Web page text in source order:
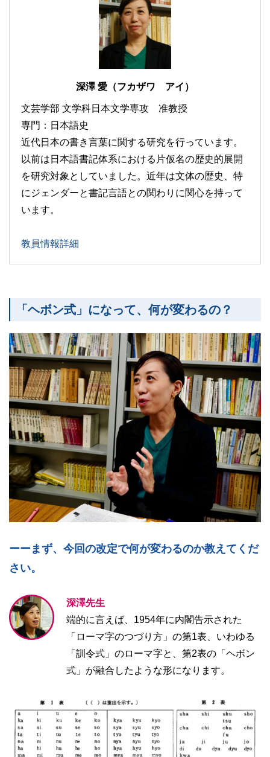
深澤 愛（フカザワ アイ）
文芸学部 文学科日本文学専攻 准教授
専門：日本語史
近代日本の書き言葉に関する研究を行っています。
以前は日本語書記体系における片仮名の歴史的展開
を研究対象としていました。近年は文体の歴史、特
にジェンダーと書記言語との関わりに関心を持って
います。
教員情報詳細
「ヘボン式」になって、何が変わるの？
ーーまず、今回の改定で何が変わるのか教えてくだ
さい。
深澤先生
端的に言えば、1954年に内閣告示された
「ローマ字のつづり方」の第1表、いわゆる
「訓令式」のローマ字と、第2表の「ヘボン
式」が融合したような形になります。